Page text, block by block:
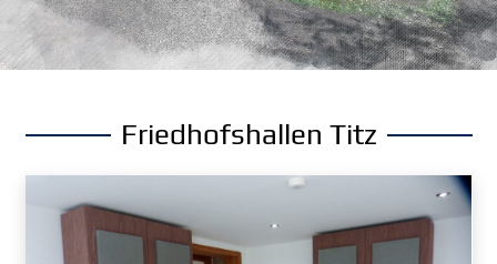
Friedhofshallen Titz